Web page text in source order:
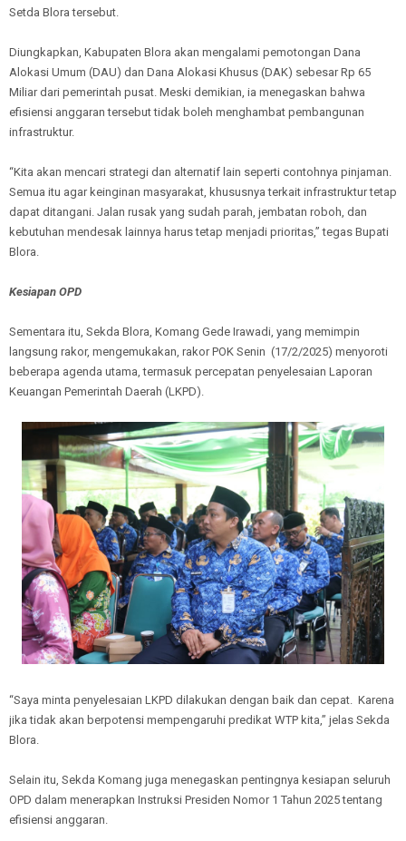
Setda Blora tersebut.
Diungkapkan, Kabupaten Blora akan mengalami pemotongan Dana
Alokasi Umum (DAU) dan Dana Alokasi Khusus (DAK) sebesar Rp 65
Miliar dari pemerintah pusat. Meski demikian, ia menegaskan bahwa
efisiensi anggaran tersebut tidak boleh menghambat pembangunan
infrastruktur.
“Kita akan mencari strategi dan alternatif lain seperti contohnya pinjaman.
Semua itu agar keinginan masyarakat, khususnya terkait infrastruktur tetap
dapat ditangani. Jalan rusak yang sudah parah, jembatan roboh, dan
kebutuhan mendesak lainnya harus tetap menjadi prioritas,” tegas Bupati
Blora.
Kesiapan OPD
Sementara itu, Sekda Blora, Komang Gede Irawadi, yang memimpin
langsung rakor, mengemukakan, rakor POK Senin (17/2/2025) menyoroti
beberapa agenda utama, termasuk percepatan penyelesaian Laporan
Keuangan Pemerintah Daerah (LKPD).
“Saya minta penyelesaian LKPD dilakukan dengan baik dan cepat. Karena
jika tidak akan berpotensi mempengaruhi predikat WTP kita,” jelas Sekda
Blora.
Selain itu, Sekda Komang juga menegaskan pentingnya kesiapan seluruh
OPD dalam menerapkan Instruksi Presiden Nomor 1 Tahun 2025 tentang
efisiensi anggaran.